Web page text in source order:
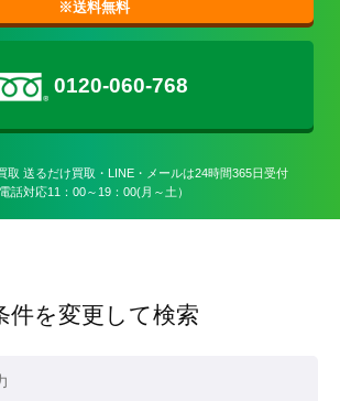
0120-060-768
取 送るだけ買取・LINE・メールは24時間365日受付
電話対応11：00～19：00(月～土）
件を変更して検索